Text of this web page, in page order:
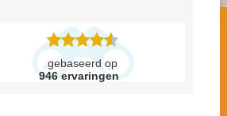
gebaseerd op
946 ervaringen